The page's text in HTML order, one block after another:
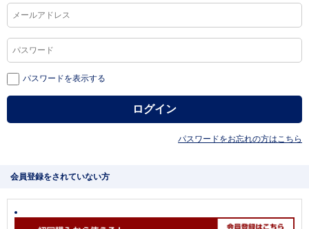
パスワードを表示する
パスワードをお忘れの方はこちら
会員登録をされていない方